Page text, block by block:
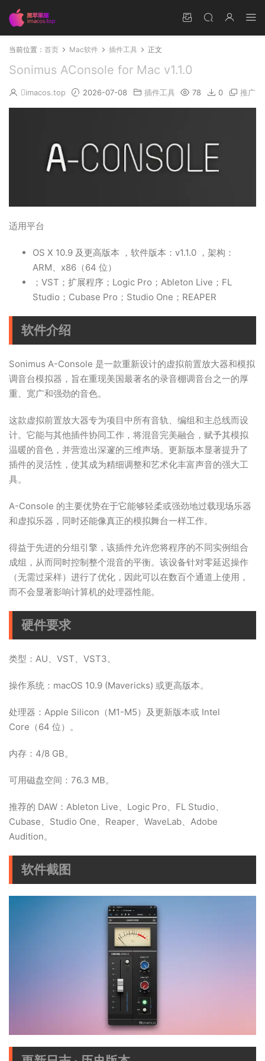
当前位置： 首页 Mac软件 插件工具 正文
Sonimus AConsole for Mac v1.1.0
imacos.top 2026-07-08 插件工具 78 0 推广
适用平台
OS X 10.9 及更高版本 ，软件版本：v1.1.0 ，架构：
ARM、x86（64 位）
；VST；扩展程序；Logic Pro；Ableton Live；FL
Studio；Cubase Pro；Studio One；REAPER
软件介绍
Sonimus A-Console 是一款重新设计的虚拟前置放大器和模拟
调音台模拟器，旨在重现美国最著名的录音棚调音台之一的厚
重、宽广和强劲的音色。
这款虚拟前置放大器专为项目中所有音轨、编组和主总线而设
计。它能与其他插件协同工作，将混音完美融合，赋予其模拟
温暖的音色，并营造出深邃的三维声场。更新版本显著提升了
插件的灵活性，使其成为精细调整和艺术化丰富声音的强大工
具。
A-Console 的主要优势在于它能够轻柔或强劲地过载现场乐器
和虚拟乐器，同时还能像真正的模拟舞台一样工作。
得益于先进的分组引擎，该插件允许您将程序的不同实例组合
成组，从而同时控制整个混音的平衡。该设备针对零延迟操作
（无需过采样）进行了优化，因此可以在数百个通道上使用，
而不会显著影响计算机的处理器性能。
硬件要求
类型：AU、VST、VST3。
操作系统：macOS 10.9 (Mavericks) 或更高版本。
处理器：Apple Silicon（M1-M5）及更新版本或 Intel
Core（64 位）。
内存：4/8 GB。
可用磁盘空间：76.3 MB。
推荐的 DAW：Ableton Live、Logic Pro、FL Studio、
Cubase、Studio One、Reaper、WaveLab、Adobe
Audition。
软件截图